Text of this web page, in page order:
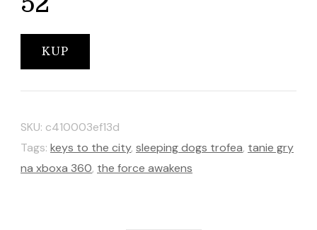
KUP
SKU: c410003ef13d
Tags: keys to the city, sleeping dogs trofea, tanie gry
na xboxa 360, the force awakens